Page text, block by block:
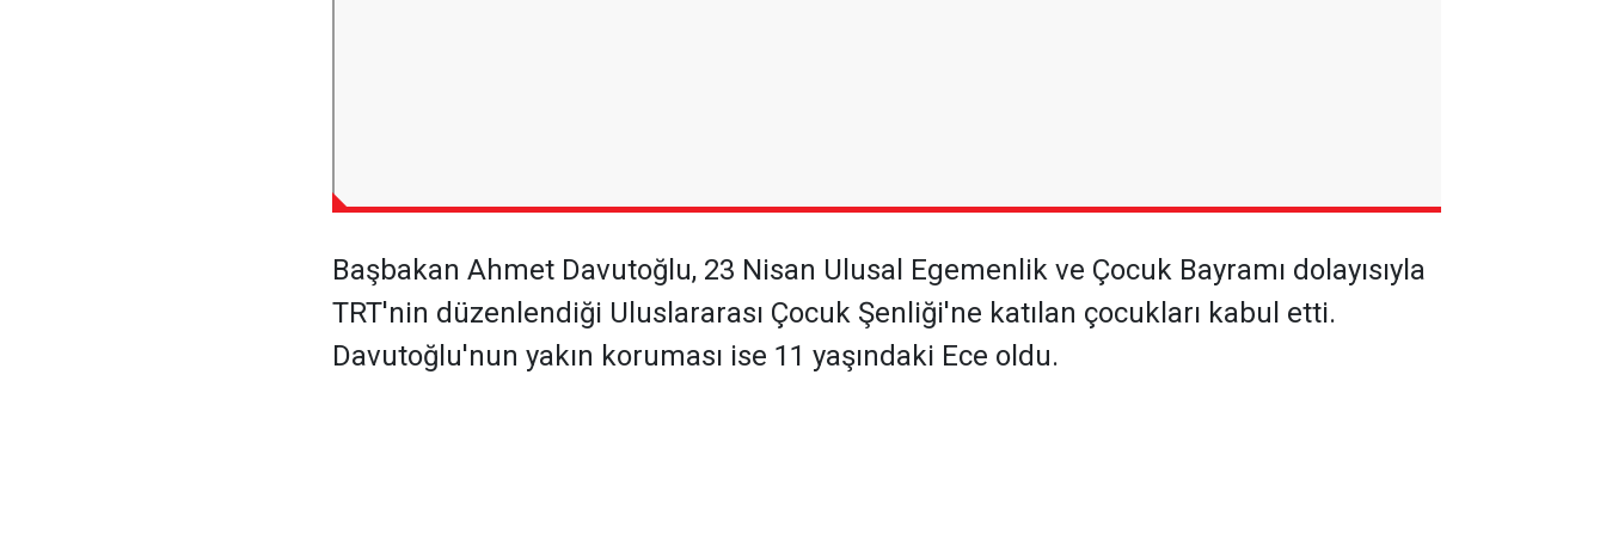
Başbakan Ahmet Davutoğlu, 23 Nisan Ulusal Egemenlik ve Çocuk Bayramı dolayısıyla
TRT'nin düzenlendiği Uluslararası Çocuk Şenliği'ne katılan çocukları kabul etti.
Davutoğlu'nun yakın koruması ise 11 yaşındaki Ece oldu.